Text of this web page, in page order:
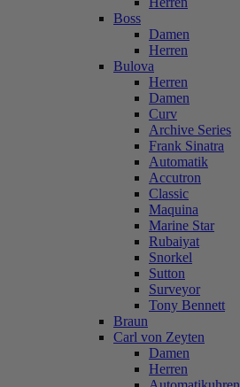
Boss
Damen
Herren
Bulova
Herren
Damen
Curv
Archive Series
Frank Sinatra
Automatik
Accutron
Classic
Maquina
Marine Star
Rubaiyat
Snorkel
Sutton
Surveyor
Tony Bennett
Braun
Carl von Zeyten
Damen
Herren